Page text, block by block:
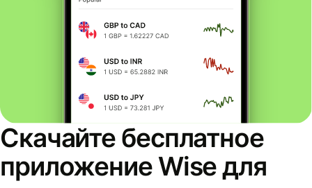
Скачайте бесплатное
приложение Wise для